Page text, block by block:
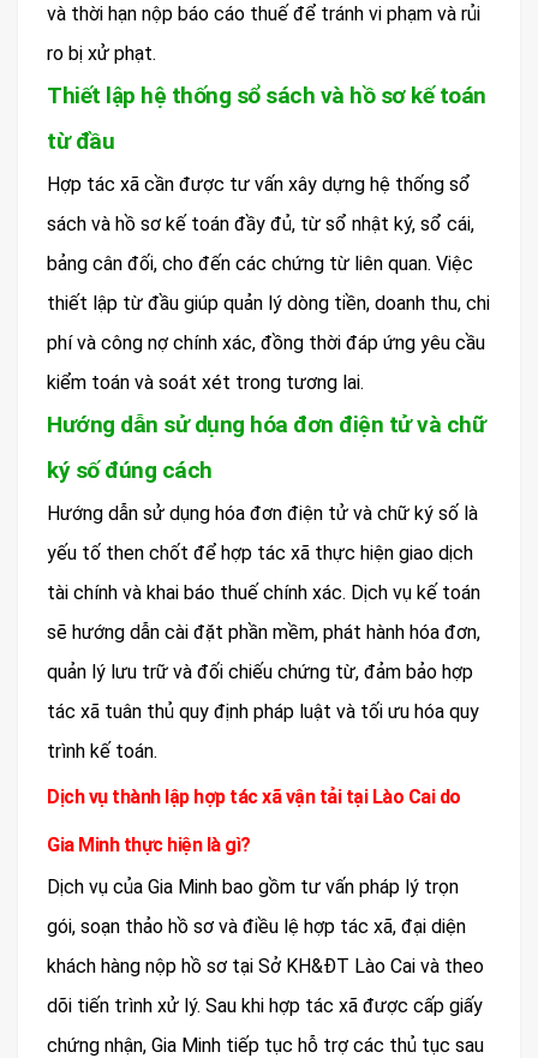
và thời hạn nộp báo cáo thuế để tránh vi phạm và rủi
ro bị xử phạt.
Thiết lập hệ thống sổ sách và hồ sơ kế toán
từ đầu
Hợp tác xã cần được tư vấn xây dựng hệ thống sổ
sách và hồ sơ kế toán đầy đủ, từ sổ nhật ký, sổ cái,
bảng cân đối, cho đến các chứng từ liên quan. Việc
thiết lập từ đầu giúp quản lý dòng tiền, doanh thu, chi
phí và công nợ chính xác, đồng thời đáp ứng yêu cầu
kiểm toán và soát xét trong tương lai.
Hướng dẫn sử dụng hóa đơn điện tử và chữ
ký số đúng cách
Hướng dẫn sử dụng hóa đơn điện tử và chữ ký số là
yếu tố then chốt để hợp tác xã thực hiện giao dịch
tài chính và khai báo thuế chính xác. Dịch vụ kế toán
sẽ hướng dẫn cài đặt phần mềm, phát hành hóa đơn,
quản lý lưu trữ và đối chiếu chứng từ, đảm bảo hợp
tác xã tuân thủ quy định pháp luật và tối ưu hóa quy
trình kế toán.
Dịch vụ thành lập hợp tác xã vận tải tại Lào Cai do
Gia Minh thực hiện là gì?
Dịch vụ của Gia Minh bao gồm tư vấn pháp lý trọn
gói, soạn thảo hồ sơ và điều lệ hợp tác xã, đại diện
khách hàng nộp hồ sơ tại Sở KH&ĐT Lào Cai và theo
dõi tiến trình xử lý. Sau khi hợp tác xã được cấp giấy
chứng nhận, Gia Minh tiếp tục hỗ trợ các thủ tục sau